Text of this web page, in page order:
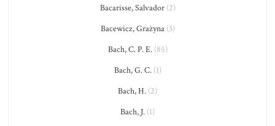
Bacarisse, Salvador(2)
Bacewicz, Grażyna(3)
Bach, C. P. E.(85)
Bach, G. C.(1)
Bach, H. (2)
Bach, J. (1)